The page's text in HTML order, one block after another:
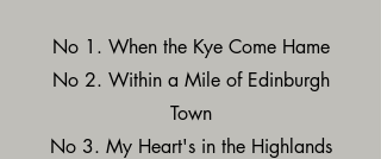
No 1. When the Kye Come Hame
No 2. Within a Mile of Edinburgh
Town
No 3. My Heart's in the Highlands